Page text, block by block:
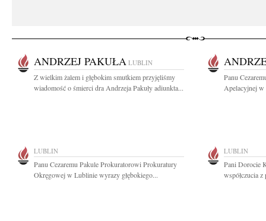
ANDRZEJ PAKUŁA LUBLIN
Z wielkim żalem i głębokim smutkiem przyjęliśmy
wiadomość o śmierci dra Andrzeja Pakuły adiunkta...
Panu
Apelacyjnej
LUBLIN
Panu Cezaremu Pakule Prokuratorowi Prokuratury
Okręgowej w Lublinie wyrazy głębokiego...
LUBLIN
Pani Dorocie
współczucia